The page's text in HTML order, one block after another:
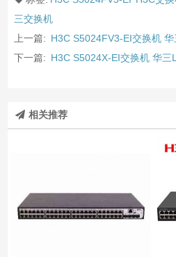
三交换机
上一篇: H3C S5024FV3-EI交换机
下一篇: H3C S5024X-EI交换机 华三
相关推荐